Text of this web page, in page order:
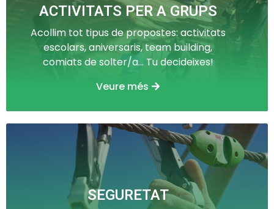
ACTIVITATS PER A GRUPS
Acollim tot tipus de propostes: activitats
escolars, aniversaris, team building,
comiats de solter/a... Tu decideixes!
Veure més
SEGURETAT